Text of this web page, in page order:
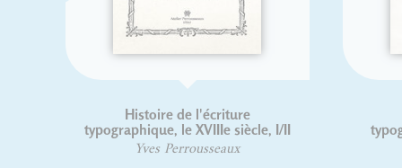
Histoire de l'écriture
typographique - Le XXe siècle II/II
Jacques André